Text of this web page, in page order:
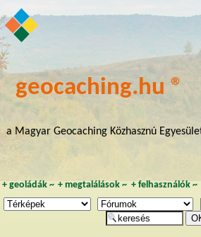
geocaching.hu ®
a Magyar Geocaching Közhasznú
+ geoládák~ +megtalálások ~ + felhasználók~